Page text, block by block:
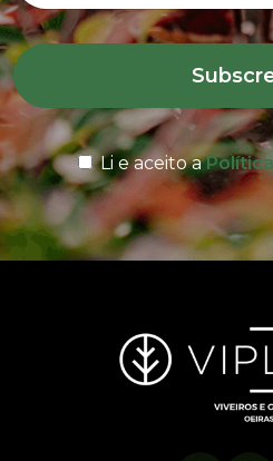
Li e aceito a